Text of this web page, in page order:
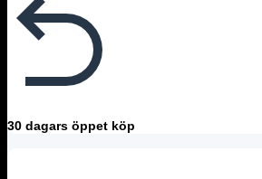
30 dagars öppet köp